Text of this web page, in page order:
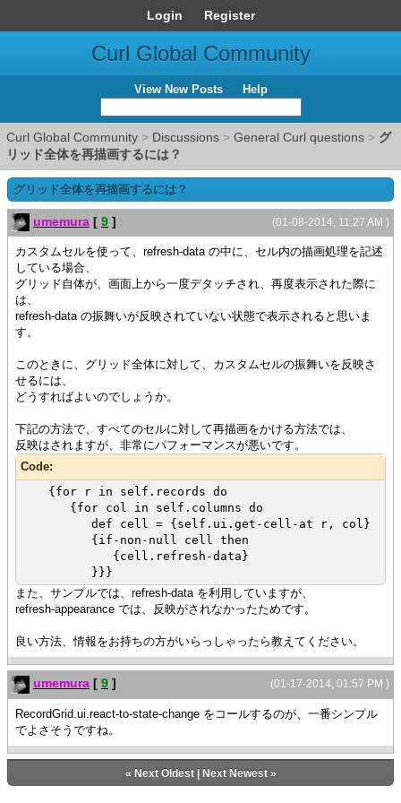
Login Register
Curl Global Community
View New Posts Help
Curl Global Community > Discussions > General Curl questions > グ
リッド全体を再描画するには？
グリッド全体を再描画するには？
(01-08-2014, 11:27 AM )
umemura [ 9 ]
カスタムセルを使って、refresh-data の中に、セル内の描画処理を記述
している場合、
グリッド自体が、画面上から一度デタッチされ、再度表示された際に
は、
refresh-data の振舞いが反映されていない状態で表示されると思いま
す。
このときに、グリッド全体に対して、カスタムセルの振舞いを反映さ
せるには、
どうすればよいのでしょうか。
下記の方法で、すべてのセルに対して再描画をかける方法では、
反映はされますが、非常にパフォーマンスが悪いです。
Code:
{for r in self.records do
{for col in self.columns do
def cell = {self.ui.get-cell-at r, col}
{if-non-null cell then
{cell.refresh-data}
}}}
また、サンプルでは、refresh-data を利用していますが、
refresh-appearance では、反映がされなかったためです。
良い方法、情報をお持ちの方がいらっしゃったら教えてください。
(01-17-2014, 01:57 PM )
umemura [ 9 ]
RecordGrid.ui.react-to-state-change をコールするのが、一番シンプル
でよさそうですね。
« Next Oldest| Next Newest»